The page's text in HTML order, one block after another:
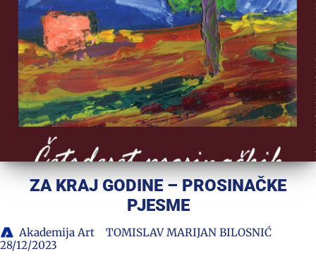
ZA KRAJ GODINE – PROSINAČKE
PJESME
Akademija Art
TOMISLAV MARIJAN BILOSNIĆ
28/12/2023